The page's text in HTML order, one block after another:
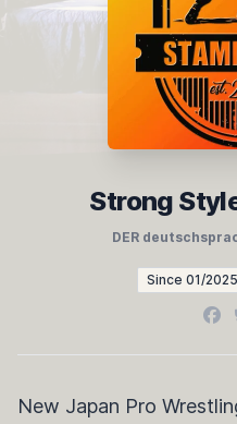
Strong
DER
Since 01/2025
New Japan Pro